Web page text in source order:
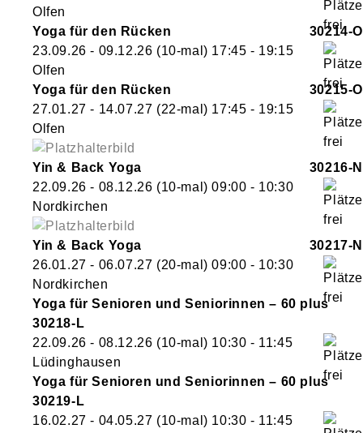
Olfen
Yoga für den Rücken
30214-O
23.09.26 - 09.12.26 (10-mal) 17:45 - 19:15
Olfen
Yoga für den Rücken
30215-O
27.01.27 - 14.07.27 (22-mal) 17:45 - 19:15
Olfen
Yin & Back Yoga
30216-N
22.09.26 - 08.12.26 (10-mal)09:00 - 10:30
Nordkirchen
Yin & Back Yoga
30217-N
26.01.27 - 06.07.27 (20-mal)09:00 - 10:30
Nordkirchen
Yoga für Senioren und Seniorinnen – 60 plus
30218-L
22.09.26 - 08.12.26 (10-mal) 10:30 - 11:45
Lüdinghausen
Yoga für Senioren und Seniorinnen – 60 plus
30219-L
16.02.27 - 04.05.27 (10-mal) 10:30 - 11:45